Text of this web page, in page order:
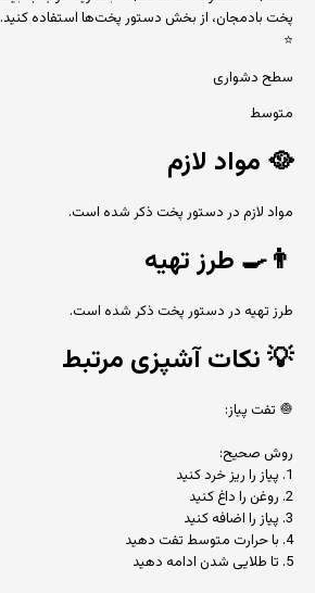
پخت بادمجان، از بخش دستور پخت‌ها استفاده کنید.
⭐
سطح دشواری
متوسط
🥘 مواد لازم
مواد لازم در دستور پخت ذکر شده است.
👨‍🍳 طرز تهیه
طرز تهیه در دستور پخت ذکر شده است.
💡نکات آشپزی مرتبط
🧅 تفت پیاز:
روش صحیح:
1. پیاز را ریز خرد کنید
2. روغن را داغ کنید
3. پیاز را اضافه کنید
4. با حرارت متوسط تفت دهید
5. تا طلایی شدن ادامه دهید